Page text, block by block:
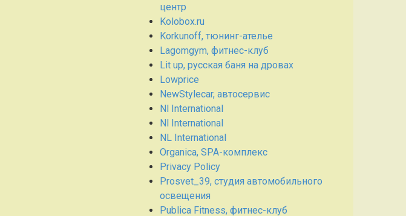
центр
Kolobox.ru
Korkunoff, тюнинг-ателье
Lagomgym, фитнес-клуб
Lit up, русская баня на дровах
Lowprice
NewStylecar, автосервис
Nl International
Nl International
NL International
Organica, SPA-комплекс
Privacy Policy
Prosvet_39, студия автомобильного
освещения
Publica Fitness, фитнес-клуб